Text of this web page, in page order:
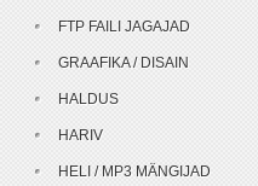
FTP FAILI JAGAJAD
GRAAFIKA / DISAIN
HALDUS
HARIV
HELI / MP3 MÄNGIJAD